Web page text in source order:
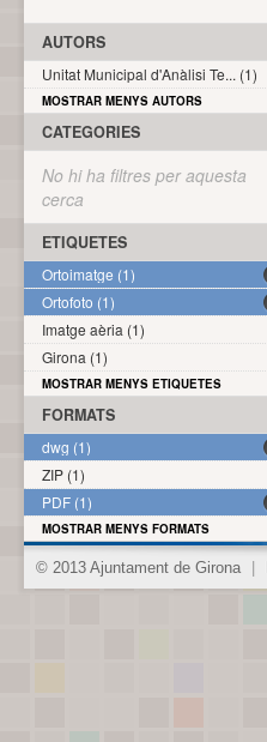
AUTORS
Unitat Municipal d'Anàlisi Te... (1)
MOSTRAR MENYS AUTORS
CATEGORIES
No hi ha filtres per aquesta
cerca
ETIQUETES
Ortoimatge (1)
Ortofoto (1)
Imatge aèria (1)
Girona (1)
MOSTRAR MENYS ETIQUETES
FORMATS
dwg (1)
ZIP (1)
PDF (1)
MOSTRAR MENYS FORMATS
© 2013 Ajuntament de Girona